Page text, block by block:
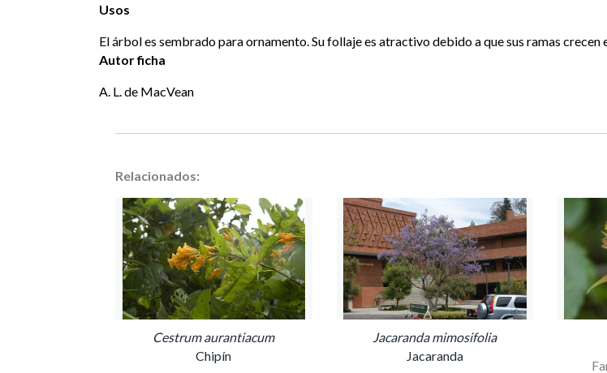
Usos
El árbol es sembrado para ornamento. Su follaje es atractivo debido a que sus ramas crecen
Autor ficha
A. L. de MacVean
Relacionados:
Cestrum aurantiacum
Chipín
Jacaranda mimosifolia
Jacaranda